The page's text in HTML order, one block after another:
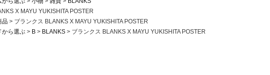
X MAYU YUKISHITA POSTER
品
ブランクス BLANKS X MAYU YUKISHITA POSTER
から選ぶ B BLANKS ブランクス BLANKS X MAYU YUKISHITA POSTER